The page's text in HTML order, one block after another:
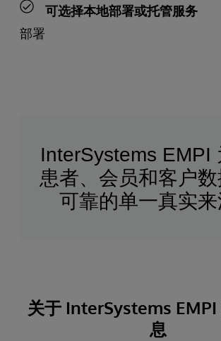
可选择本地部署或托管服务
部署
InterSystems EMPI
患者、会员和客户
可靠的单一真实来
关于 InterSystems EMPI
息